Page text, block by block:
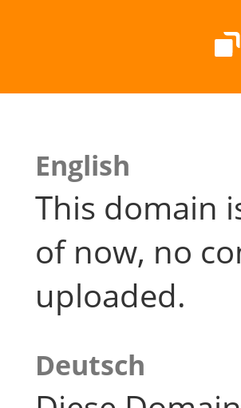
English
This domain
of now, no
uploaded.
Deutsch